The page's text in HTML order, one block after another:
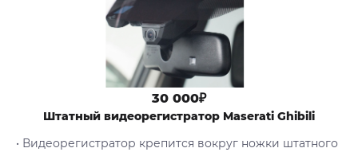
30 000₽
Штатный видеорегистратор Maserati Ghibili
• Видеорегистратор крепится вокруг ножки штатного